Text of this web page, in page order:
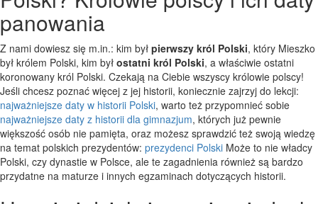
panowania
Z nami dowiesz się m.in.: kim był pierwszy król Polski, który Mieszko
był królem Polski, kim był ostatni król Polski, a właściwie ostatni
koronowany król Polski. Czekają na Ciebie wszyscy królowie polscy!
Jeśli chcesz poznać więcej z jej historii, koniecznie zajrzyj do lekcji:
najważniejsze daty w historii Polski, warto też przypomnieć sobie
najważniejsze daty z historii dla gimnazjum, których już pewnie
większość osób nie pamięta, oraz możesz sprawdzić też swoją wiedzę
na temat polskich prezydentów: prezydenci Polski Może to nie władcy
Polski, czy dynastie w Polsce, ale te zagadnienia również są bardzo
przydatne na maturze i innych egzaminach dotyczących historii.